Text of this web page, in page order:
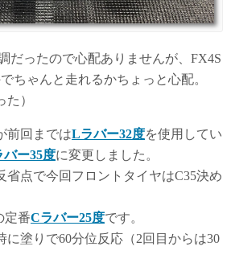
だったので心配ありませんが、FX4S
ちゃんと走れるかちょっと心配。
た）
前回まではLラバー32度を使用してい
バー35度に変更しました。
省点で今回フロントタイヤはC35決め
定番Cラバー25度です。
に塗りで60分位反応（2回目からは30